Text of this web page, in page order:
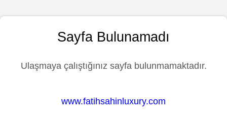
Sayfa Bulunamadı
Ulaşmaya çalıştığınız sayfa bulunmamaktadır.
www.fatihsahinluxury.com